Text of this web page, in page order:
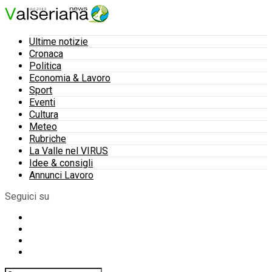
Ultime notizie
Cronaca
Politica
Economia & Lavoro
Sport
Eventi
Cultura
Meteo
Rubriche
La Valle nel VIRUS
Idee & consigli
Annunci Lavoro
Seguici su